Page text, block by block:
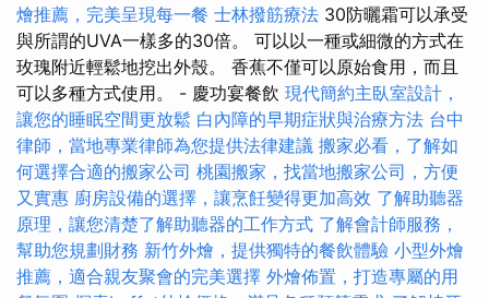
燴推薦，完美呈現每一餐 士林撥筋療法 30防曬霜可以承受
與所謂的UVA一樣多的30倍​​。 可以以一種或細微的方式在
玫瑰附近輕鬆地挖出外殼。 香蕉不僅可以原始食用，而且
可以多種方式使用。 - 慶功宴餐飲 現代簡約主臥室設計，
讓您的睡眠空間更放鬆 白內障的早期症狀與治療方法 台中
律師，當地專業律師為您提供法律建議 搬家必看，了解如
何選擇合適的搬家公司 桃園搬家，找當地搬家公司，方便
又實惠 廚房設備的選擇，讓烹飪變得更加高效 了解助聽器
原理，讓您清楚了解助聽器的工作方式 了解會計師服務，
幫助您規劃財務 新竹外燴，提供獨特的餐飲體驗 小型外燴
推薦，適合親友聚會的完美選擇 外燴佈置，打造專屬的用